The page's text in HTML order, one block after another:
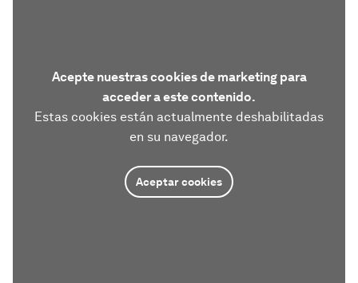
Acepte nuestras cookies de marketing para
acceder a este contenido.
Estas cookies están actualmente deshabilitadas
en su navegador.
Aceptar cookies